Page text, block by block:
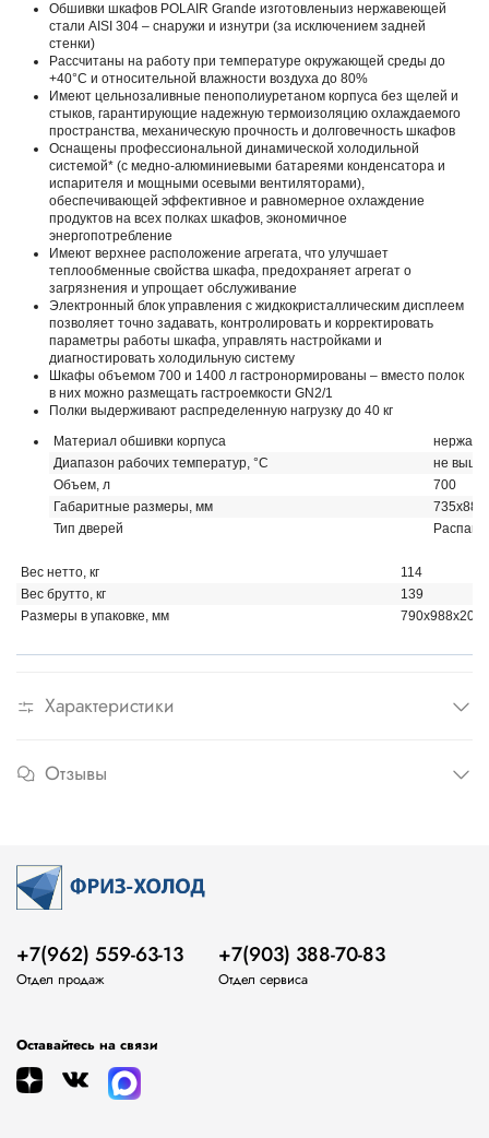
Обшивки шкафов POLAIR Grande изготовленыиз нержавеющей
стали AISI 304 – снаружи и изнутри (за исключением задней
стенки)
Рассчитаны на работу при температуре окружающей среды до
+40°С и относительной влажности воздуха до 80%
Имеют цельнозаливные пенополиуретаном корпуса без щелей и
стыков, гарантирующие надежную термоизоляцию охлаждаемого
пространства, механическую прочность и долговечность шкафов
Оснащены профессиональной динамической холодильной
системой* (с медно-алюминиевыми батареями конденсатора и
испарителя и мощными осевыми вентиляторами),
обеспечивающей эффективное и равномерное охлаждение
продуктов на всех полках шкафов, экономичное
энергопотребление
Имеют верхнее расположение агрегата, что улучшает
теплообменные свойства шкафа, предохраняет агрегат о
загрязнения и упрощает обслуживание
Электронный блок управления с жидкокристаллическим дисплеем
позволяет точно задавать, контролировать и корректировать
параметры работы шкафа, управлять настройками и
диагностировать холодильную систему
Шкафы объемом 700 и 1400 л гастронормированы – вместо полок
в них можно размещать гастроемкости GN2/1
Полки выдерживают распределенную нагрузку до 40 кг
Материал обшивки корпуса
Диапазон рабочих температур, °C
не выше
Объем, л
700
Габаритные размеры, мм
Тип дверей
Вес нетто, кг
114
Вес брутто, кг
139
Размеры в упаковке, мм
790x988x2055
Характеристики
Отзывы
+7(962) 559-63-13
Отдел продаж
+7(903) 388-70-83
Отдел сервиса
Оставайтесь на связи